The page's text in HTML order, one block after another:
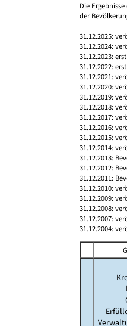
Die
der
31.12.2025:
31.12.2024:
31.12.2023:
31.12.2022:
31.12.2021:
31.12.2020:
31.12.2019:
31.12.2018:
31.12.2017:
31.12.2016:
31.12.2015:
31.12.2014:
31.12.2013:
31.12.2012:
31.12.2011:
31.12.2010:
31.12.2009:
31.12.2008:
31.12.2007:
31.12.2004: